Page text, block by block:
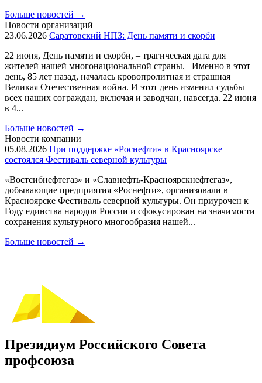
Больше новостей →
Новости организаций
23.06.2026 Саратовский НПЗ: День памяти и скорби
22 июня, День памяти и скорби, – трагическая дата для
жителей нашей многонациональной страны. Именно в этот
день, 85 лет назад, началась кровопролитная и страшная
Великая Отечественная война. И этот день изменил судьбы
всех наших сограждан, включая и заводчан, навсегда. 22 июня
в 4...
Больше новостей →
Новости компании
05.08.2026 При поддержке «Роснефти» в Красноярске
состоялся Фестиваль северной культуры
«Востсибнефтегаз» и «Славнефть-Красноярскнефтегаз»,
добывающие предприятия «Роснефти», организовали в
Красноярске Фестиваль северной культуры. Он приурочен к
Году единства народов России и сфокусирован на значимости
сохранения культурного многообразия нашей...
Больше новостей →
Президиум Российского Совета
профсоюза